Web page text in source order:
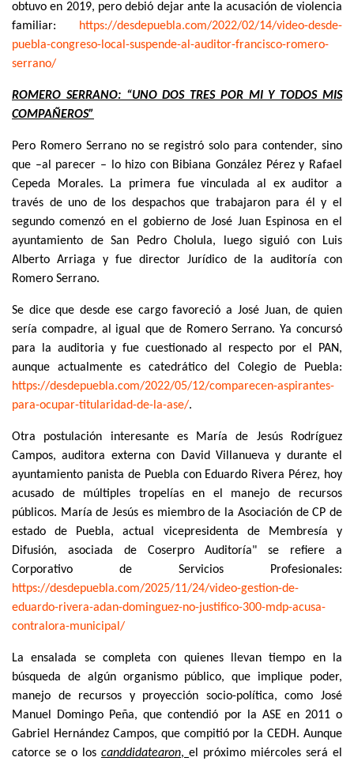
obtuvo en 2019, pero debió dejar ante la acusación de violencia
familiar: https://desdepuebla.com/2022/02/14/video-desde-
puebla-congreso-local-suspende-al-auditor-francisco-romero-
serrano/
ROMERO SERRANO: “UNO DOS TRES POR MI Y TODOS MIS
COMPAÑEROS”
Pero Romero Serrano no se registró solo para contender, sino
que –al parecer – lo hizo con Bibiana González Pérez y Rafael
Cepeda Morales. La primera fue vinculada al ex auditor a
través de uno de los despachos que trabajaron para él y el
segundo comenzó en el gobierno de José Juan Espinosa en el
ayuntamiento de San Pedro Cholula, luego siguió con Luis
Alberto Arriaga y fue director Jurídico de la auditoría con
Romero Serrano.
Se dice que desde ese cargo favoreció a José Juan, de quien
sería compadre, al igual que de Romero Serrano. Ya concursó
para la auditoria y fue cuestionado al respecto por el PAN,
aunque actualmente es catedrático del Colegio de Puebla:
https://desdepuebla.com/2022/05/12/comparecen-aspirantes-
para-ocupar-titularidad-de-la-ase/.
Otra postulación interesante es María de Jesús Rodríguez
Campos, auditora externa con David Villanueva y durante el
ayuntamiento panista de Puebla con Eduardo Rivera Pérez, hoy
acusado de múltiples tropelías en el manejo de recursos
públicos. María de Jesús es miembro de la Asociación de CP de
estado de Puebla, actual vicepresidenta de Membresía y
Difusión, asociada de Coserpro Auditoría" se refiere a
Corporativo de Servicios Profesionales:
https://desdepuebla.com/2025/11/24/video-gestion-de-
eduardo-rivera-adan-dominguez-no-justifico-300-mdp-acusa-
contralora-municipal/
La ensalada se completa con quienes llevan tiempo en la
búsqueda de algún organismo público, que implique poder,
manejo de recursos y proyección socio-política, como José
Manuel Domingo Peña, que contendió por la ASE en 2011 o
Gabriel Hernández Campos, que compitió por la CEDH. Aunque
catorce se o los canddidatearon, el próximo miércoles será el